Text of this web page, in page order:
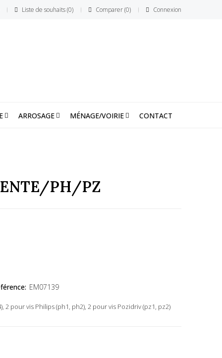
Liste de souhaits 0 Comparer 0 Connexion
ARROSAGE MÉNAGE/VOIRIE CONTACT
PH/PZ
EM07139
2 pour vis Philips (ph1, ph2), 2 pour vis Pozidriv (pz1, pz2)